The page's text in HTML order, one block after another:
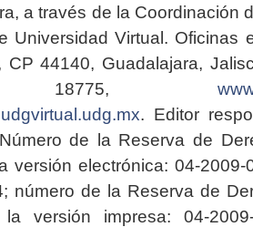
a través de la Coordinación
Universidad Virtual. Oficinas
CP 44140, Guadalajara,
18775,
. Editor
de la Reserva de
versión electrónica: 04-2009-
número de la Reserva de
versión impresa: 04-2009-